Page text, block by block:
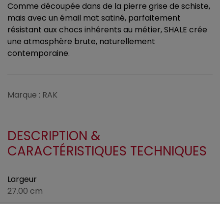
Comme découpée dans de la pierre grise de schiste,
mais avec un émail mat satiné, parfaitement
résistant aux chocs inhérents au métier, SHALE crée
une atmosphère brute, naturellement
contemporaine.
Marque : RAK
DESCRIPTION &
CARACTÉRISTIQUES TECHNIQUES
Largeur
27.00 cm